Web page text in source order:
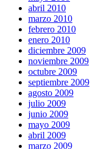
abril 2010
marzo 2010
febrero 2010
enero 2010
diciembre 2009
noviembre 2009
octubre 2009
septiembre 2009
agosto 2009
julio 2009
junio 2009
mayo 2009
abril 2009
marzo 2009